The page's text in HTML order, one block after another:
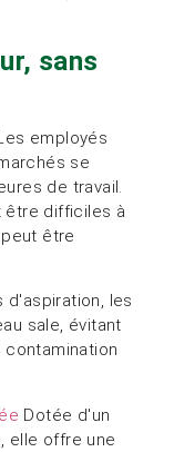
sans
employés
se
de travail.
être difficiles à
être
d'aspiration, les
sale, évitant
Dotée d'un
elle offre une